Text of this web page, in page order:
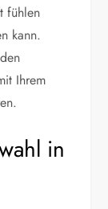
fühlen
kann.
Ihrem
in